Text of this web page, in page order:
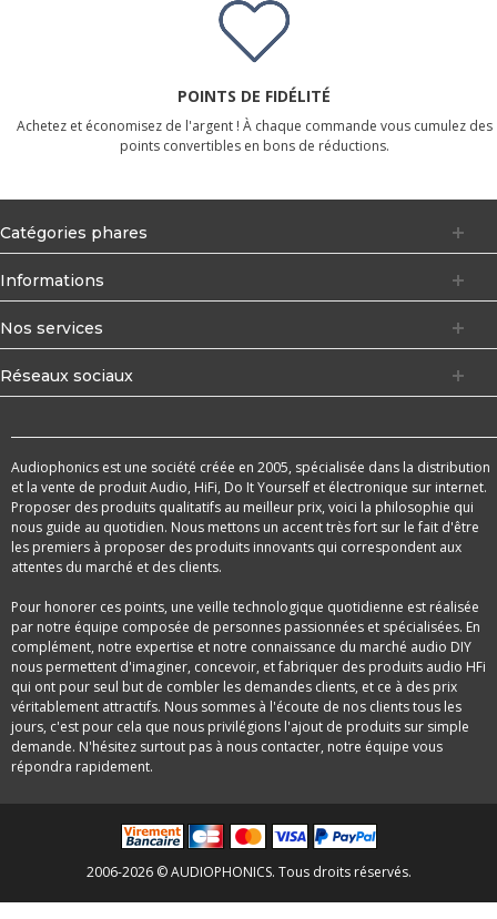
POINTS DE FIDÉLITÉ
Achetez et économisez de l'argent ! À chaque commande vous cumulez des
points convertibles en bons de réductions.
Catégories phares
Informations
Nos services
Réseaux sociaux
Audiophonics est une société créée en 2005, spécialisée dans la distribution
et la vente de produit Audio, HiFi, Do It Yourself et électronique sur internet.
Proposer des produits qualitatifs au meilleur prix, voici la philosophie qui
nous guide au quotidien. Nous mettons un accent très fort sur le fait d'être
les premiers à proposer des produits innovants qui correspondent aux
attentes du marché et des clients.
Pour honorer ces points, une veille technologique quotidienne est réalisée
par notre équipe composée de personnes passionnées et spécialisées. En
complément, notre expertise et notre connaissance du marché audio DIY
nous permettent d'imaginer, concevoir, et fabriquer des produits audio HFi
qui ont pour seul but de combler les demandes clients, et ce à des prix
véritablement attractifs. Nous sommes à l'écoute de nos clients tous les
jours, c'est pour cela que nous privilégions l'ajout de produits sur simple
demande. N'hésitez surtout pas à nous contacter, notre équipe vous
répondra rapidement.
2006-2026 © AUDIOPHONICS. Tous droits réservés.